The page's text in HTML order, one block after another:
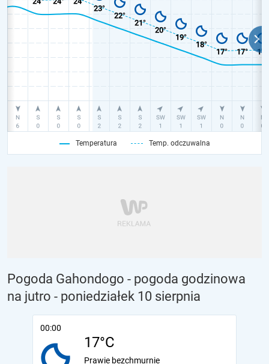
Temperatura Temp. odczuwalna
Pogoda Gahondogo - pogoda godzinowa
na jutro - poniedziałek 10 sierpnia
00:00
17°C
Prawie bezchmurnie